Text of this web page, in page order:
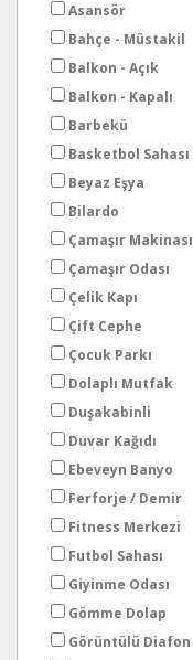
Asansör
Bahçe - Müstakil
Balkon - Açık
Balkon - Kapalı
Barbekü
Basketbol Sahası
Beyaz Eşya
Bilardo
Çamaşır Makinası
Çamaşır Odası
Çelik Kapı
Çift Cephe
Çocuk Parkı
Dolaplı Mutfak
Duşakabinli
Duvar Kağıdı
Ebeveyn Banyo
Ferforje / Demir
Fitness Merkezi
Futbol Sahası
Giyinme Odası
Gömme Dolap
Görüntülü Diafon